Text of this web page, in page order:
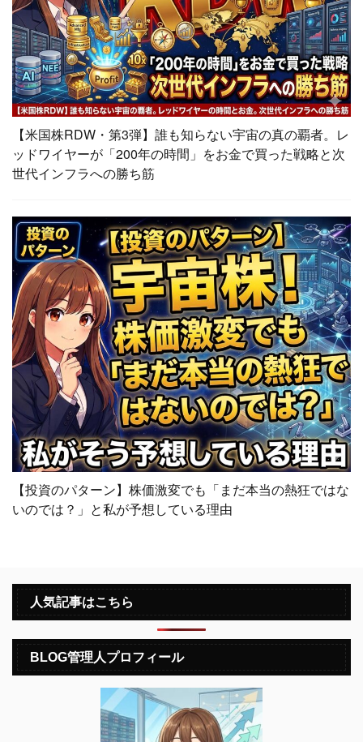
【米国株RDW・第3弾】誰も知らない宇宙の真の覇者。レ
ッドワイヤーが「200年の時間」をお金で買った戦略と次
世代インフラへの勝ち筋
【投資のパターン】株価激変でも「まだ本当の熱狂ではな
いのでは？」と私が予想している理由
人気記事はこちら
BLOG管理人プロフィール